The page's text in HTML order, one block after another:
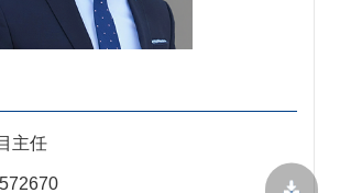
主任